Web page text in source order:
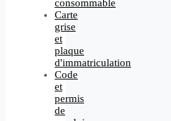
consommable
Carte
grise
et
plaque
d'immatriculation
Code
et
permis
de